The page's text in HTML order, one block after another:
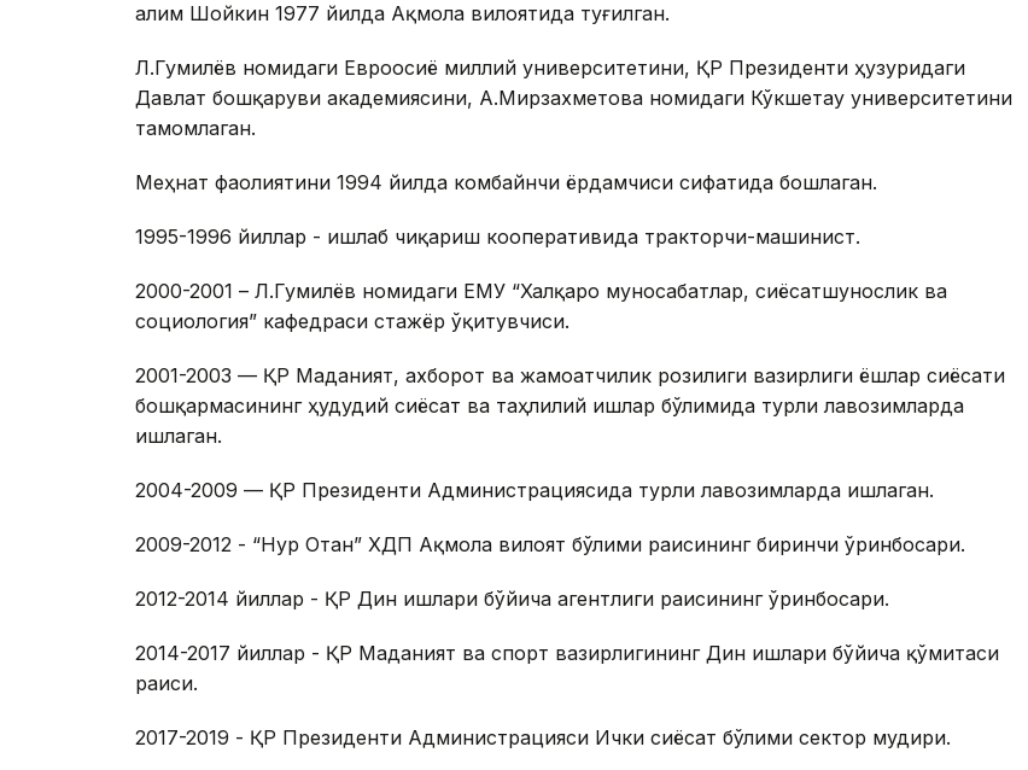
Ғалим Шойкин 1977 йилда Ақмола вилоятида туғилган.
Л.Гумилёв номидаги Евроосиё миллий университетини, ҚР Президенти ҳузуридаги
Давлат бошқаруви академиясини, А.Мирзахметова номидаги Кўкшетау университетини
тамомлаган.
Меҳнат фаолиятини 1994 йилда комбайнчи ёрдамчиси сифатида бошлаган.
1995-1996 йиллар - ишлаб чиқариш кооперативида тракторчи-машинист.
2000-2001 – Л.Гумилёв номидаги ЕМУ “Халқаро муносабатлар, сиёсатшунослик ва
социология” кафедраси стажёр ўқитувчиси.
2001-2003 — ҚР Маданият, ахборот ва жамоатчилик розилиги вазирлиги ёшлар сиёсати
бошқармасининг ҳудудий сиёсат ва таҳлилий ишлар бўлимида турли лавозимларда
ишлаган.
2004-2009 — ҚР Президенти Администрациясида турли лавозимларда ишлаган.
2009-2012 - “Нур Отан” ХДП Ақмола вилоят бўлими раисининг биринчи ўринбосари.
2012-2014 йиллар - ҚР Дин ишлари бўйича агентлиги раисининг ўринбосари.
2014-2017 йиллар - ҚР Маданият ва спорт вазирлигининг Дин ишлари бўйича қўмитаси
раиси.
2017-2019 - ҚР Президенти Администрацияси Ички сиёсат бўлими сектор мудири.